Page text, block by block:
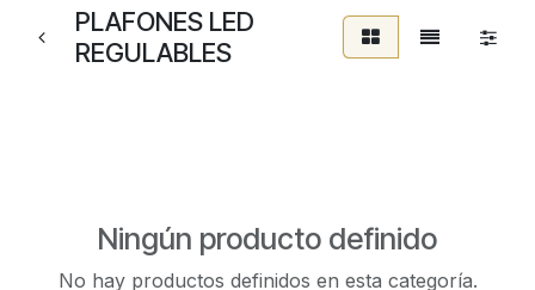
PLAFONES LED
REGULABLES
Ningún producto definido
No hay productos definidos en esta categoría.